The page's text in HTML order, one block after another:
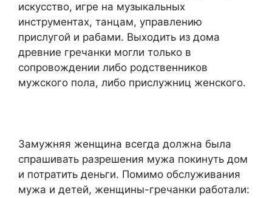
искусство, игре на музыкальных
инструментах, танцам, управлению
прислугой и рабами. Выходить из дома
древние гречанки могли только в
сопровождении либо родственников
мужского пола, либо прислужниц женского.
Замужняя женщина всегда должна была
спрашивать разрешения мужа покинуть дом
и потратить деньги. Помимо обслуживания
мужа и детей, женщины-гречанки работали: